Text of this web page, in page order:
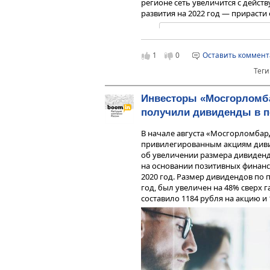
регионе сеть увеличится с
развития на 2022 год —
планы компании не
многогранный,
основную деятельность,
«Мосгорломбард».
1 0
Оставить
Инвесторы
получили дивиденды в
В начале августа
привилегированным акциям
об увеличении размера
на основании позитивных
2020 год. Размер дивидендов
год, был увеличен на 48% сверх
составило 1184 рубля на акцию и